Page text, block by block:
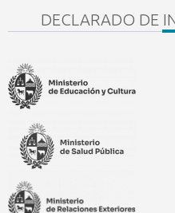
DECLARADO DE